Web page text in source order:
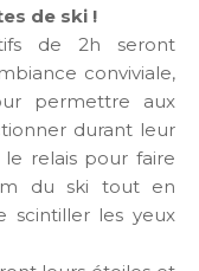
de ski !
de 2h seront
conviviale,
permettre aux
durant leur
relais pour faire
du ski tout en
scintiller les yeux